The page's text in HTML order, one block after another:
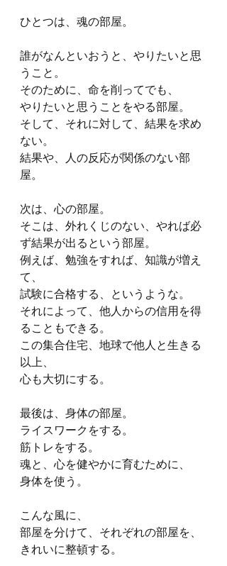
ひとつは、魂の部屋。
誰がなんといおうと、やりたいと思
うこと。
そのために、命を削ってでも、
やりたいと思うことをやる部屋。
そして、それに対して、結果を求め
ない。
結果や、人の反応が関係のない部
屋。
次は、心の部屋。
そこは、外れくじのない、やれば必
ず結果が出るという部屋。
例えば、勉強をすれば、知識が増え
て、
試験に合格する、というような。
それによって、他人からの信用を得
ることもできる。
この集合住宅、地球で他人と生きる
以上、
心も大切にする。
最後は、身体の部屋。
ライスワークをする。
筋トレをする。
魂と、心を健やかに育むために、
身体を使う。
こんな風に、
部屋を分けて、それぞれの部屋を、
きれいに整頓する。